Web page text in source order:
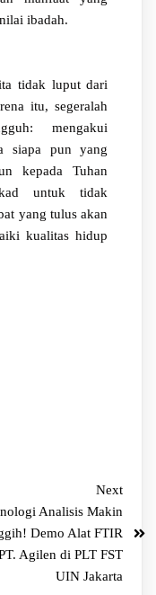
ibadah.
tidak luput dari
itu, segeralah
mengakui
siapa pun yang
kepada Tuhan
untuk tidak
yang tulus akan
kualitas hidup
Next
Analisis Makin
Demo Alat FTIR
Agilen di PLT FST
UIN Jakarta